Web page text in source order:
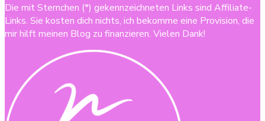
Die mit Sternchen (*) gekennzeichneten Links sind Affiliate-
Links. Sie kosten dich nichts, ich bekomme eine Provision, die
mir hilft meinen Blog zu finanzieren. Vielen Dank!